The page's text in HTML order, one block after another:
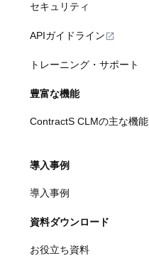
セキュリティ
APIガイドライン
トレーニング・サポート
豊富な機能
ContractS CLMの主な機能
導入事例
導入事例
資料ダウンロード
お役立ち資料